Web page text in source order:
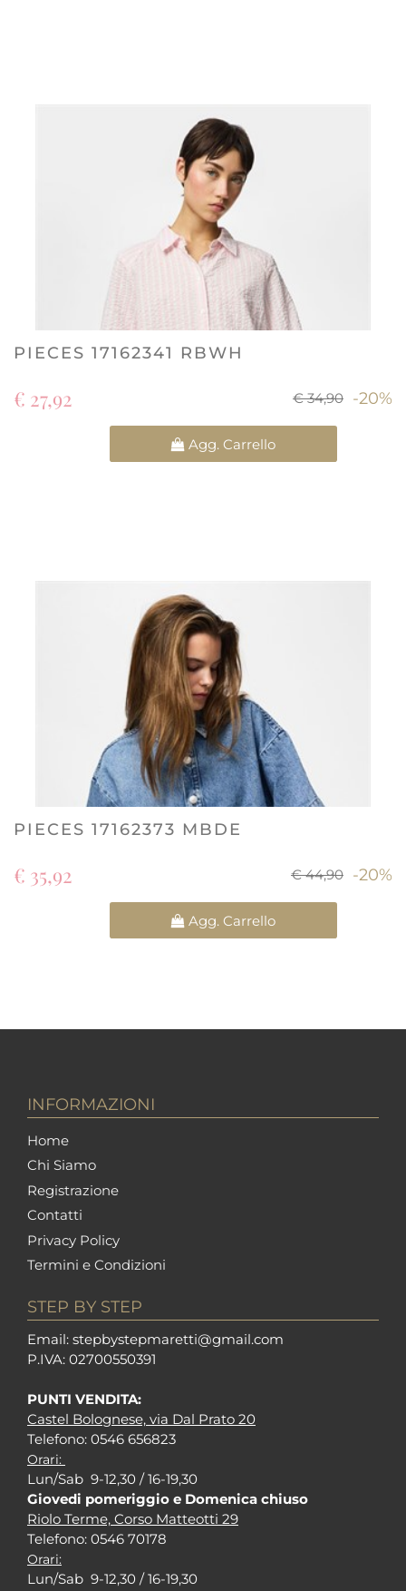
PIECES 17162341 RBWH
€ 34,90 -20%
€ 27,92
Agg. Carrello
PIECES 17162373 MBDE
€ 44,90 -20%
€ 35,92
Agg. Carrello
INFORMAZIONI
Home
Chi Siamo
Registrazione
Contatti
Privacy Policy
Termini e Condizioni
STEP BY STEP
Email: stepbystepmaretti@gmail.com
P.IVA: 02700550391
PUNTI VENDITA:
Castel Bolognese, via Dal Prato 20
Telefono: 0546 656823
Orari:
Lun/Sab 9-12,30 / 16-19,30
Giovedi pomeriggio e Domenica chiuso
Riolo Terme, Corso Matteotti 29
Telefono: 0546 70178
Orari:
Lun/Sab 9-12,30 / 16-19,30